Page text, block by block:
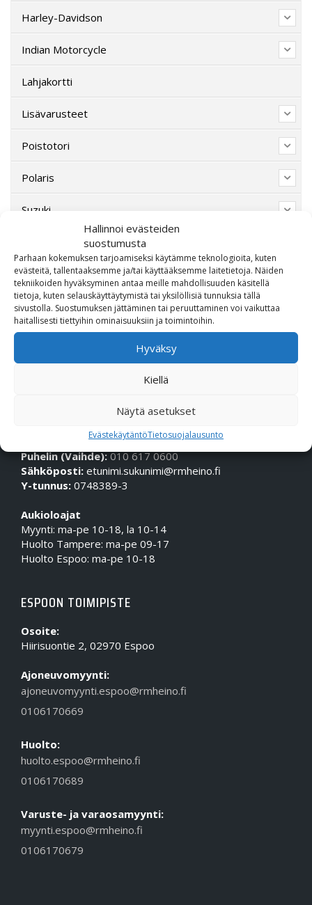
Hallinnoi evästeiden
suostumusta
Parhaan kokemuksen tarjoamiseksi käytämme teknologioita, kuten
evästeitä, tallentaaksemme ja/tai käyttääksemme laitetietoja. Näiden
tekniikoiden hyväksyminen antaa meille mahdollisuuden käsitellä
tietoja, kuten selauskäyttäytymistä tai yksilöllisiä tunnuksia tällä
sivustolla. Suostumuksen jättäminen tai peruuttaminen voi vaikuttaa
haitallisesti tiettyihin ominaisuuksiin ja toimintoihin.
Hyväksy
Kiellä
Näytä asetukset
EvästekäytäntöTietosuojalausunto
Harley-Davidson
Indian Motorcycle
Lahjakortti
Lisävarusteet
Poistotori
Polaris
Suzuki
Varaosat/Sekalaiset
OTA MEIHIN YHTEYTTÄ!
Puhelin (Vaihde): 010 617 0600
Sähköposti: etunimi.sukunimi@rmheino.fi
Y-tunnus: 0748389-3
Aukioloajat
Myynti: ma-pe 10-18, la 10-14
Huolto Tampere: ma-pe 09-17
Huolto Espoo: ma-pe 10-18
ESPOON TOIMIPISTE
Osoite:
Hiirisuontie 2, 02970 Espoo
Ajoneuvomyynti:
ajoneuvomyynti.espoo@rmheino.fi
0106170669
Huolto:
huolto.espoo@rmheino.fi
0106170689
Varuste- ja varaosamyynti:
myynti.espoo@rmheino.fi
0106170679